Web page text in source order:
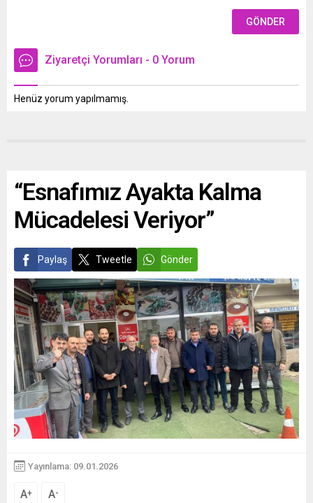
Ziyaretçi Yorumları - 0 Yorum
Henüz yorum yapılmamış.
“Esnafımız Ayakta Kalma
Mücadelesi Veriyor”
Paylaş Tweetle Gönder
Yayınlama: 09.01.2026
A+ A-